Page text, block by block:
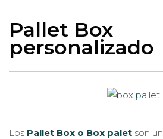
Pallet Box
personalizado
Los Pallet Box o Box palet son